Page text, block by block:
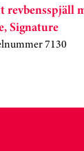
Signature
7130